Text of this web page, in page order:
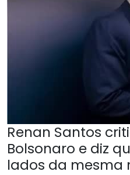
Renan Santos
Bolsonaro e diz
lados da mesma